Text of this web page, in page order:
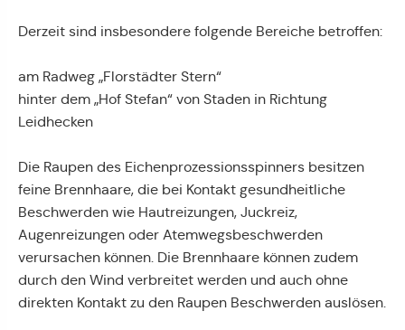
Derzeit sind insbesondere folgende Bereiche betroffen:
am Radweg „Florstädter Stern“
hinter dem „Hof Stefan“ von Staden in Richtung
Leidhecken
Die Raupen des Eichenprozessionsspinners besitzen
feine Brennhaare, die bei Kontakt gesundheitliche
Beschwerden wie Hautreizungen, Juckreiz,
Augenreizungen oder Atemwegsbeschwerden
verursachen können. Die Brennhaare können zudem
durch den Wind verbreitet werden und auch ohne
direkten Kontakt zu den Raupen Beschwerden auslösen.